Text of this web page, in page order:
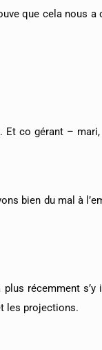
que cela nous a
co gérant – mari,
bien du mal à
récemment s’y
les projections.